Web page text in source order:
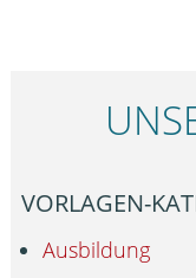
VORLAGEN-
Ausbildung